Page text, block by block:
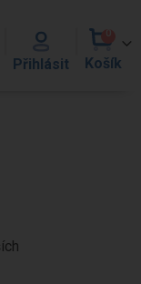
Cart